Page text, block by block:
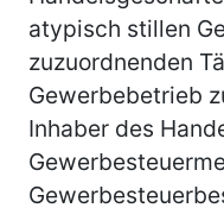
atypisch stillen
zuzuordnenden
Gewerbebetrieb
Inhaber des